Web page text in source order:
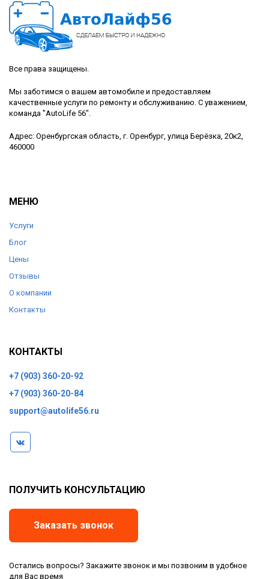
Все права защищены.
Мы заботимся о вашем автомобиле и предоставляем
качественные услуги по ремонту и обслуживанию. С уважением,
команда "AutoLife 56".
Адрес: Оренбургская область, г. Оренбург, улица Берёзка, 20к2,
460000
МЕНЮ
Услуги
Блог
Цены
Отзывы
О компании
Контакты
КОНТАКТЫ
+7 (903) 360-20-92
+7 (903) 360-20-84
support@autolife56.ru
ПОЛУЧИТЬ КОНСУЛЬТАЦИЮ
Заказать звонок
Остались вопросы? Закажите звонок и мы позвоним в удобное
для Вас время